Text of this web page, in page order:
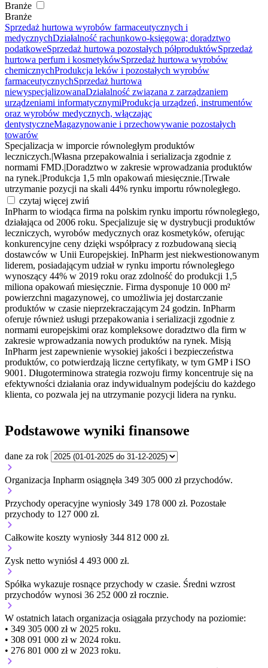
Branże
Branże
Sprzedaż hurtowa wyrobów farmaceutycznych i
medycznychDziałalność rachunkowo-księgowa; doradztwo
podatkoweSprzedaż hurtowa pozostałych półproduktówSprzedaż
hurtowa perfum i kosmetykówSprzedaż hurtowa wyrobów
chemicznychProdukcja leków i pozostałych wyrobów
farmaceutycznychSprzedaż hurtowa
niewyspecjalizowanaDziałalność związana z zarządzaniem
urządzeniami informatycznymiProdukcja urządzeń, instrumentów
oraz wyrobów medycznych, włączając
dentystyczneMagazynowanie i przechowywanie pozostałych
towarów
Specjalizacja w imporcie równoległym produktów
leczniczych. Własna przepakowalnia i serializacja zgodnie z
normami FMD. Doradztwo w zakresie wprowadzania produktów
na rynek. Produkcja 1,5 mln opakowań miesięcznie. Trwałe
utrzymanie pozycji na skali 44% rynku importu równoległego.
czytaj więcej zwiń
InPharm to wiodąca firma na polskim rynku importu równoległego,
działająca od 2006 roku. Specjalizuje się w dystrybucji produktów
leczniczych, wyrobów medycznych oraz kosmetyków, oferując
konkurencyjne ceny dzięki współpracy z rozbudowaną siecią
dostawców w Unii Europejskiej. InPharm jest niekwestionowanym
liderem, posiadającym udział w rynku importu równoległego
wynoszący 44% w 2019 roku oraz zdolność do produkcji 1,5
miliona opakowań miesięcznie. Firma dysponuje 10 000 m²
powierzchni magazynowej, co umożliwia jej dostarczanie
produktów w czasie nieprzekraczającym 24 godzin. InPharm
oferuje również usługi przepakowania i serializacji zgodnie z
normami europejskimi oraz kompleksowe doradztwo dla firm w
zakresie wprowadzania nowych produktów na rynek. Misją
InPharm jest zapewnienie wysokiej jakości i bezpieczeństwa
produktów, co potwierdzają liczne certyfikaty, w tym GMP i ISO
9001. Długoterminowa strategia rozwoju firmy koncentruje się na
efektywności działania oraz indywidualnym podejściu do każdego
klienta, co pozwala jej na utrzymanie pozycji lidera na rynku.
Podstawowe wyniki finansowe
dane za rok
Organizacja Inpharm osiągnęła 349 305 000 zł przychodów.
Przychody operacyjne wyniosły 349 178 000 zł. Pozostałe
przychody to 127 000 zł.
Całkowite koszty wyniosły 344 812 000 zł.
Zysk netto wyniósł 4 493 000 zł.
Spółka wykazuje rosnące przychody w czasie. Średni wzrost
przychodów wynosi 36 252 000 zł rocznie.
W ostatnich latach organizacja osiągała przychody na poziomie:
• 349 305 000 zł w 2025 roku.
• 308 091 000 zł w 2024 roku.
• 276 801 000 zł w 2023 roku.